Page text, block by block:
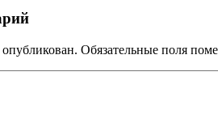
Обязательные поля